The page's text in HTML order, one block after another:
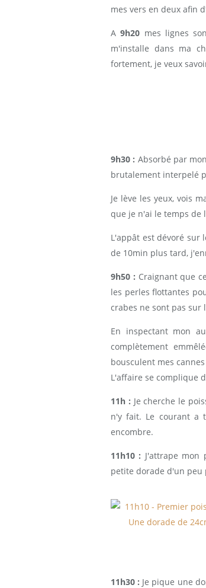
mes vers en deux afin
A9h20 mes lignes
m'installe dans ma
fortement, je veux
9h30 : Absorbé par
brutalement interpelé
Je lève les yeux, vois
que je n'ai le temps de
L'appât est dévoré sur
de 10min plus tard,
9h50 : Craignant que
les perles flottantes
crabes ne sont pas sur
En inspectant mon
complètement
bousculent mes
L'affaire se complique
11h : Je cherche le
n'y fait. Le courant a
encombre.
11h10 : J'attrape mon
petite dorade d'un peu
11h30 : Je pique une